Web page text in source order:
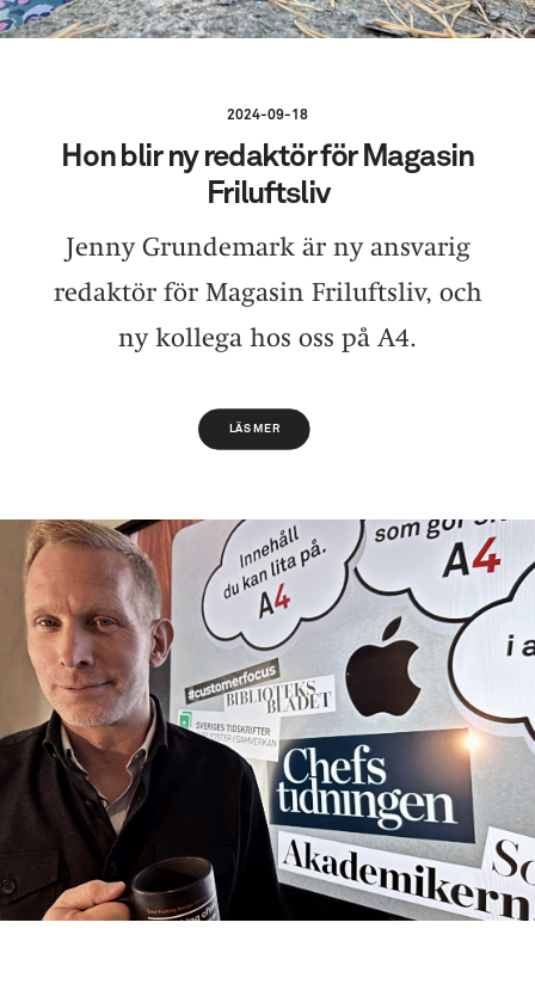
2024-09-18
Hon blir ny redaktör för Magasin
Friluftsliv
Jenny Grundemark är ny ansvarig
redaktör för Magasin Friluftsliv, och
ny kollega hos oss på A4.
LÄS MER